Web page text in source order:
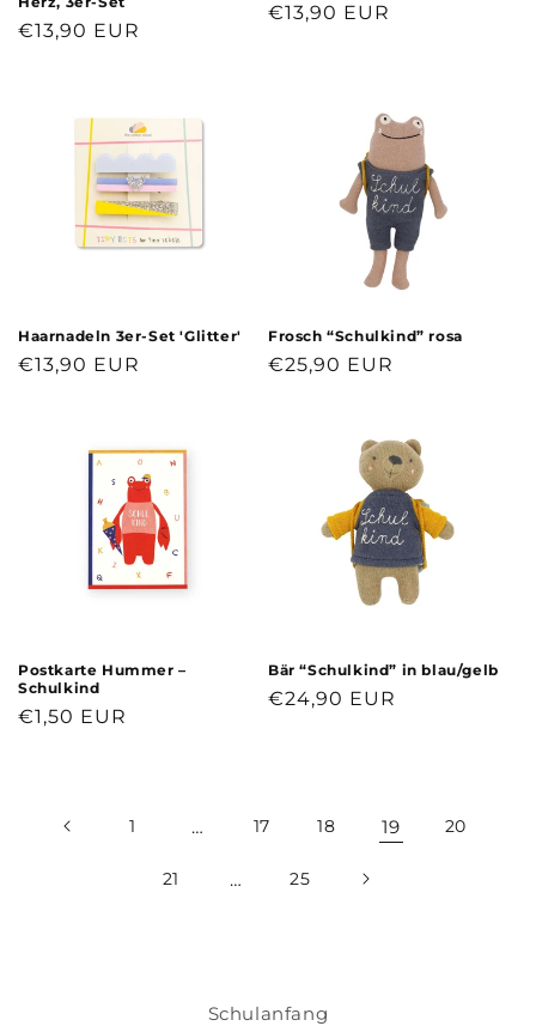
Normaler
€13,90 EUR
Normaler
€13,90 EUR
Haarnadeln 3er-Set 'Glitter'
Normaler
€13,90 EUR
Frosch “Schulkind” rosa
Normaler
€25,90 EUR
Postkarte Hummer –
Schulkind
Normaler
€1,50 EUR
Bär “Schulkind” in blau/gelb
Normaler
€24,90 EUR
1 … 17 18 19 20
21 … 25
Schulanfang